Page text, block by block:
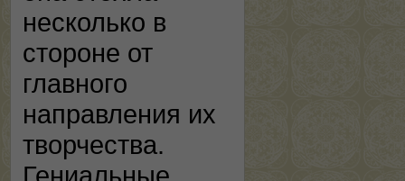
несколько в
стороне от
главного
направления их
творчества.